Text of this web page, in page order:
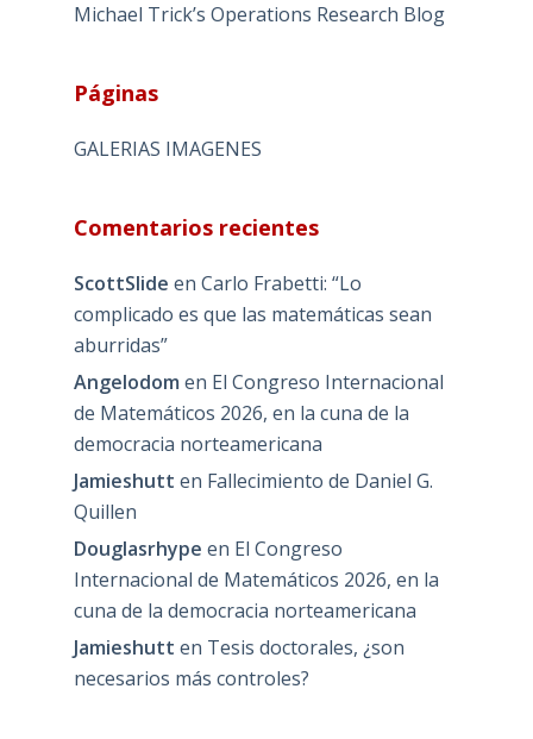
Michael Trick’s Operations Research Blog
Páginas
GALERIAS IMAGENES
Comentarios recientes
ScottSlide en Carlo Frabetti: “Lo
complicado es que las matemáticas sean
aburridas”
Angelodom en El Congreso Internacional
de Matemáticos 2026, en la cuna de la
democracia norteamericana
Jamieshutt en Fallecimiento de Daniel G.
Quillen
Douglasrhype en El Congreso
Internacional de Matemáticos 2026, en la
cuna de la democracia norteamericana
Jamieshutt en Tesis doctorales, ¿son
necesarios más controles?